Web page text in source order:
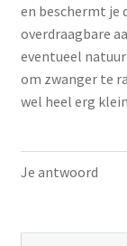
en beschermt je
overdraagbare
eventueel
om zwanger te
wel heel erg
Je antwoord